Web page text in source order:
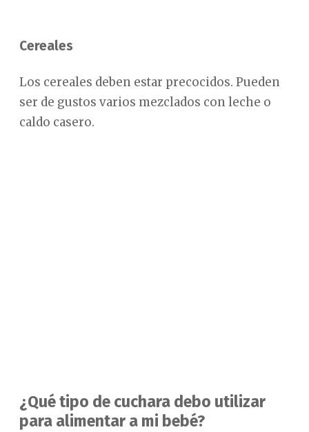
Cereales
Los cereales deben estar precocidos. Pueden
ser de gustos varios mezclados con leche o
caldo casero.
¿Qué tipo de cuchara debo utilizar
para alimentar a mi bebé?